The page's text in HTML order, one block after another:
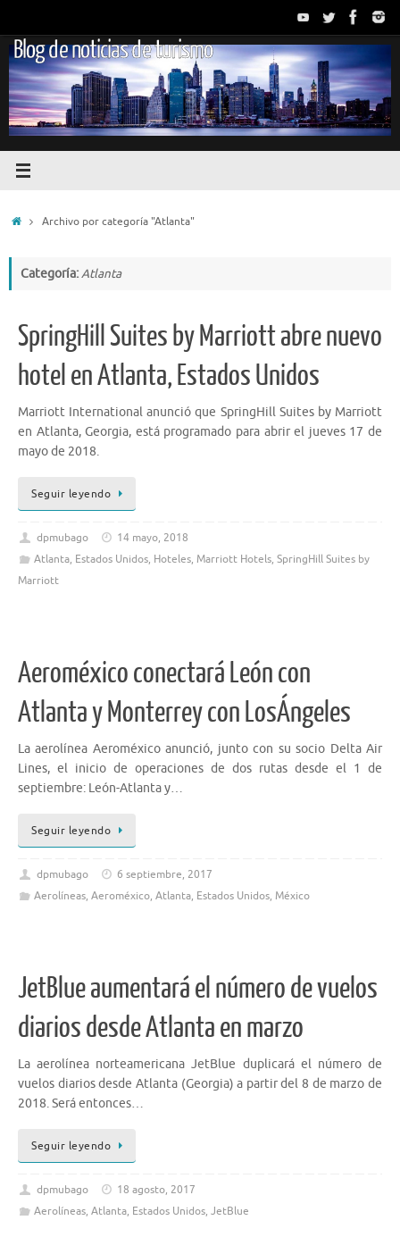
contenido
Blog de noticias de turismo
InicioArchivo por categoría "Atlanta"
Categoría:Atlanta
SpringHill Suites by Marriott abre nuevo
hotel en Atlanta, Estados Unidos
Marriott International anunció que SpringHill Suites by Marriott
en Atlanta, Georgia, está programado para abrir el jueves 17 de
mayo de 2018.
Seguir leyendo
dpmubago
14 mayo, 2018
Atlanta, Estados Unidos, Hoteles, Marriott Hotels, SpringHill Suites by
Marriott
Aeroméxico conectará León con
Atlanta y Monterrey con LosÁngeles
La aerolínea Aeroméxico anunció, junto con su socio Delta Air
Lines, el inicio de operaciones de dos rutas desde el 1 de
septiembre: León-Atlanta y…
Seguir leyendo
dpmubago
6 septiembre, 2017
Aerolíneas, Aeroméxico, Atlanta, Estados Unidos, México
JetBlue aumentará el número de vuelos
diarios desde Atlanta en marzo
La aerolínea norteamericana JetBlue duplicará el número de
vuelos diarios desde Atlanta (Georgia) a partir del 8 de marzo de
2018. Será entonces…
Seguir leyendo
dpmubago
18 agosto, 2017
Aerolíneas, Atlanta, Estados Unidos, JetBlue